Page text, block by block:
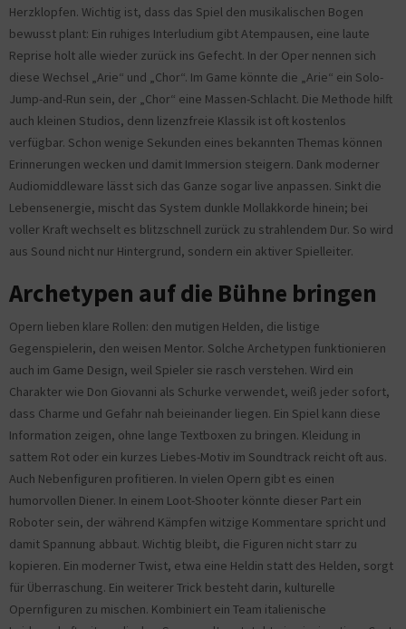
Herzklopfen. Wichtig ist, dass das Spiel den musikalischen Bogen
bewusst plant: Ein ruhiges Interludium gibt Atempausen, eine laute
Reprise holt alle wieder zurück ins Gefecht. In der Oper nennen sich
diese Wechsel „Arie“ und „Chor“. Im Game könnte die „Arie“ ein Solo-
Jump-and-Run sein, der „Chor“ eine Massen-Schlacht. Die Methode hilft
auch kleinen Studios, denn lizenzfreie Klassik ist oft kostenlos
verfügbar. Schon wenige Sekunden eines bekannten Themas können
Erinnerungen wecken und damit Immersion steigern. Dank moderner
Audiomiddleware lässt sich das Ganze sogar live anpassen. Sinkt die
Lebensenergie, mischt das System dunkle Mollakkorde hinein; bei
voller Kraft wechselt es blitzschnell zurück zu strahlendem Dur. So wird
aus Sound nicht nur Hintergrund, sondern ein aktiver Spielleiter.
Archetypen auf die Bühne bringen
Opern lieben klare Rollen: den mutigen Helden, die listige
Gegenspielerin, den weisen Mentor. Solche Archetypen funktionieren
auch im Game Design, weil Spieler sie rasch verstehen. Wird ein
Charakter wie Don Giovanni als Schurke verwendet, weiß jeder sofort,
dass Charme und Gefahr nah beieinander liegen. Ein Spiel kann diese
Information zeigen, ohne lange Textboxen zu bringen. Kleidung in
sattem Rot oder ein kurzes Liebes-Motiv im Soundtrack reicht oft aus.
Auch Nebenfiguren profitieren. In vielen Opern gibt es einen
humorvollen Diener. In einem Loot-Shooter könnte dieser Part ein
Roboter sein, der während Kämpfen witzige Kommentare spricht und
damit Spannung abbaut. Wichtig bleibt, die Figuren nicht starr zu
kopieren. Ein moderner Twist, etwa eine Heldin statt des Helden, sorgt
für Überraschung. Ein weiterer Trick besteht darin, kulturelle
Opernfiguren zu mischen. Kombiniert ein Team italienische